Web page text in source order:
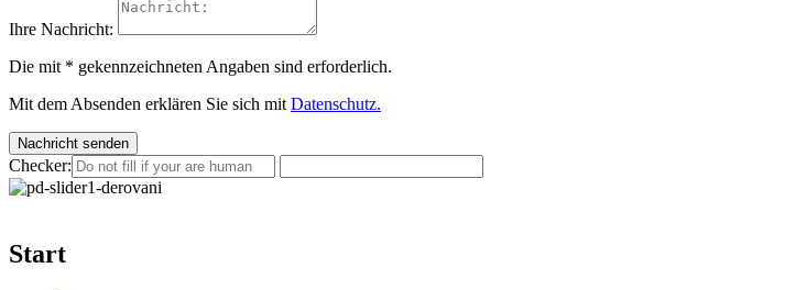
Ihre Nachricht:
Die mit * gekennzeichneten Angaben sind erforderlich.
Mit dem Absenden erklären Sie sich mitDatenschutz.
Nachricht senden
Checker:
Start